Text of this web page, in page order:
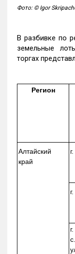
Фото: © Igor
В разбивке по
земельные
торгах
Регион
Алтайский
край